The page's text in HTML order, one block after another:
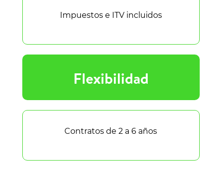
Flexibilidad
Contratos de 2 a 6 años
Impuestos e ITV incluidos